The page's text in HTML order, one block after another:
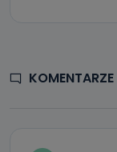
Państwa